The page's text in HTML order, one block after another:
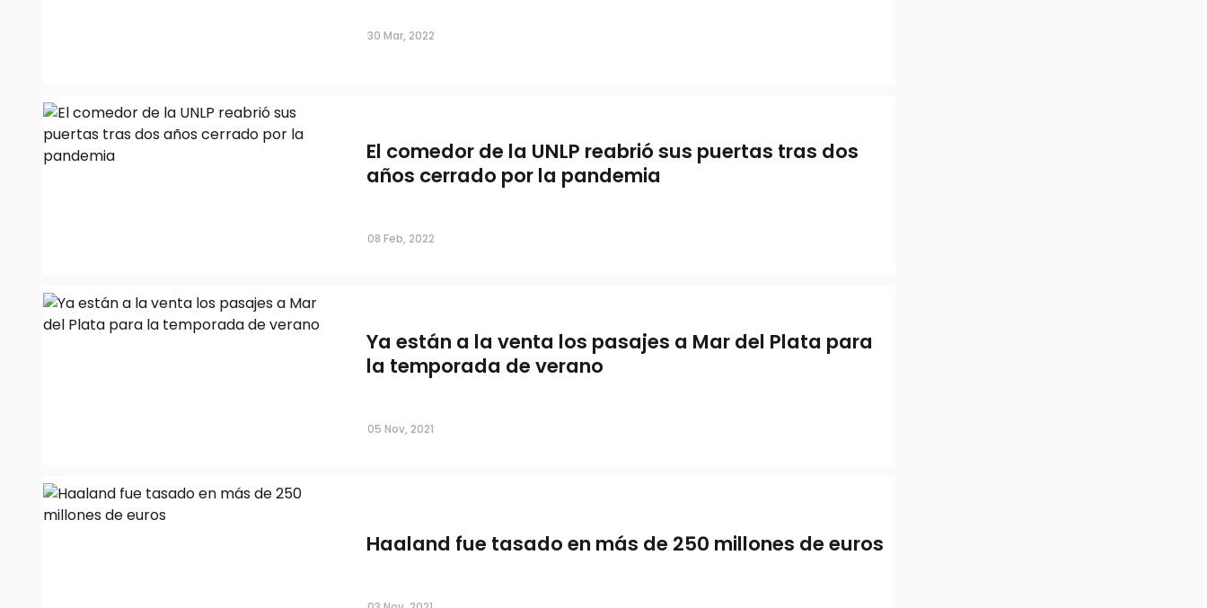
30 Mar, 2022
El comedor de la UNLP reabrió sus puertas tras dos
años cerrado por la pandemia
08 Feb, 2022
Ya están a la venta los pasajes a Mar del Plata para
la temporada de verano
05 Nov, 2021
Haaland fue tasado en más de 250 millones de euros